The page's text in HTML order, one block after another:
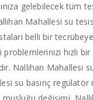
gelebilecek tüm
Mahallesi su
belli bir
problemlerinizi hızlı
Nallıhan Mahallesi
su basınç regülatör